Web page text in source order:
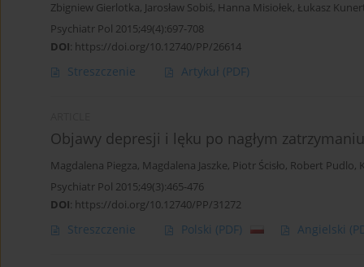
Zbigniew Gierlotka, Jarosław Sobiś, Hanna Misiołek, Łukasz
Psychiatr Pol 2015;49(4):697-708
DOI: https://doi.org/10.12740/PP/26614
Streszczenie Artykuł (PDF)
Objawy depresji i lęku po nagłym
Magdalena Piegza, Magdalena Jaszke, Piotr Ścisło, Robert Pudlo,
Psychiatr Pol 2015;49(3):465-476
DOI: https://doi.org/10.12740/PP/31272
Streszczenie Polski (PDF) Angielski